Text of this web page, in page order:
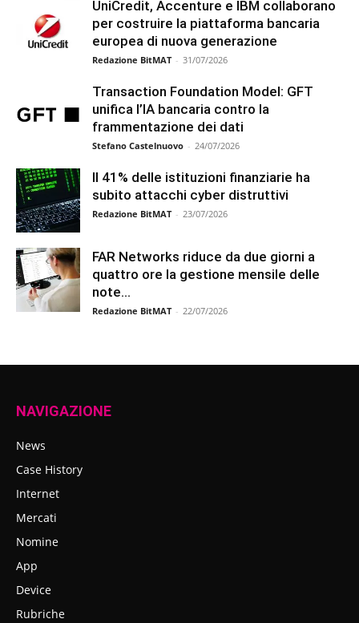
UniCredit, Accenture e IBM collaborano
per costruire la piattaforma bancaria
europea di nuova generazione
Redazione BitMAT - 31/07/2026
Transaction Foundation Model: GFT
unifica l’IA bancaria contro la
frammentazione dei dati
Stefano Castelnuovo - 24/07/2026
Il 41% delle istituzioni finanziarie ha
subito attacchi cyber distruttivi
Redazione BitMAT - 23/07/2026
FAR Networks riduce da due giorni a
quattro ore la gestione mensile delle
note...
Redazione BitMAT - 22/07/2026
NAVIGAZIONE
News
Case History
Internet
Mercati
Nomine
App
Device
Rubriche